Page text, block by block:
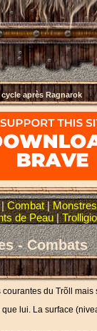
après Ragnarok
Combat|Monstres
de Peau|
- Combats
du Trõll
lui. La surface